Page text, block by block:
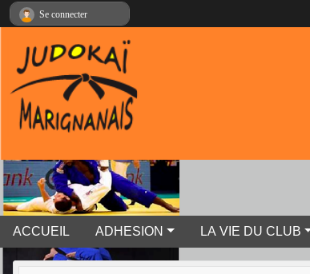
ACCUEIL ADHESION LA VIE DU CLUB
Se connecter
Panneau de gestion des cookies